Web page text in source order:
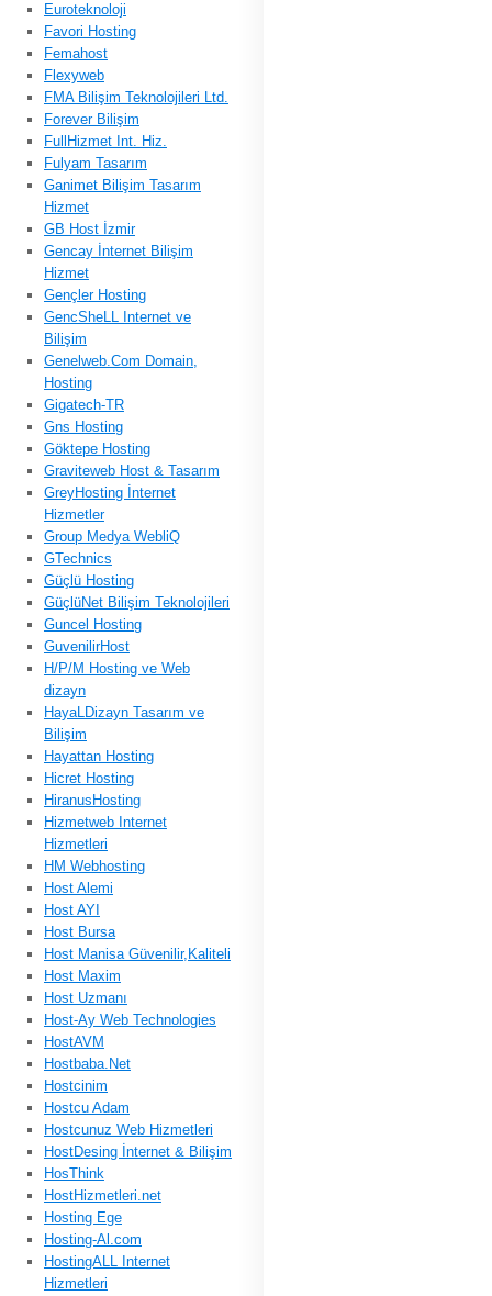
Euroteknoloji
Favori Hosting
Femahost
Flexyweb
FMA Bilişim Teknolojileri Ltd.
Forever Bilişim
FullHizmet Int. Hiz.
Fulyam Tasarım
Ganimet Bilişim Tasarım
Hizmet
GB Host İzmir
Gencay İnternet Bilişim
Hizmet
Gençler Hosting
GencSheLL Internet ve
Bilişim
Genelweb.Com Domain,
Hosting
Gigatech-TR
Gns Hosting
Göktepe Hosting
Graviteweb Host & Tasarım
GreyHosting İnternet
Hizmetler
Group Medya WebliQ
GTechnics
Güçlü Hosting
GüçlüNet Bilişim Teknolojileri
Guncel Hosting
GuvenilirHost
H/P/M Hosting ve Web
dizayn
HayaLDizayn Tasarım ve
Bilişim
Hayattan Hosting
Hicret Hosting
HiranusHosting
Hizmetweb Internet
Hizmetleri
HM Webhosting
Host Alemi
Host AYI
Host Bursa
Host Manisa Güvenilir,Kaliteli
Host Maxim
Host Uzmanı
Host-Ay Web Technologies
HostAVM
Hostbaba.Net
Hostcinim
Hostcu Adam
Hostcunuz Web Hizmetleri
HostDesing İnternet & Bilişim
HosThink
HostHizmetleri.net
Hosting Ege
Hosting-Al.com
HostingALL Internet
Hizmetleri